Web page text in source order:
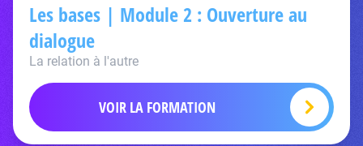
Les bases | Module 2 : Ouverture au
dialogue
La relation à l'autre
VOIR LA FORMATION